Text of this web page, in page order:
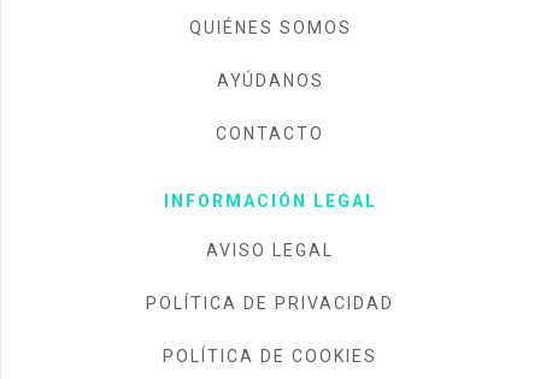
QUIÉNES SOMOS
AYÚDANOS
CONTACTO
INFORMACIÓN LEGAL
AVISO LEGAL
POLÍTICA DE PRIVACIDAD
POLÍTICA DE COOKIES